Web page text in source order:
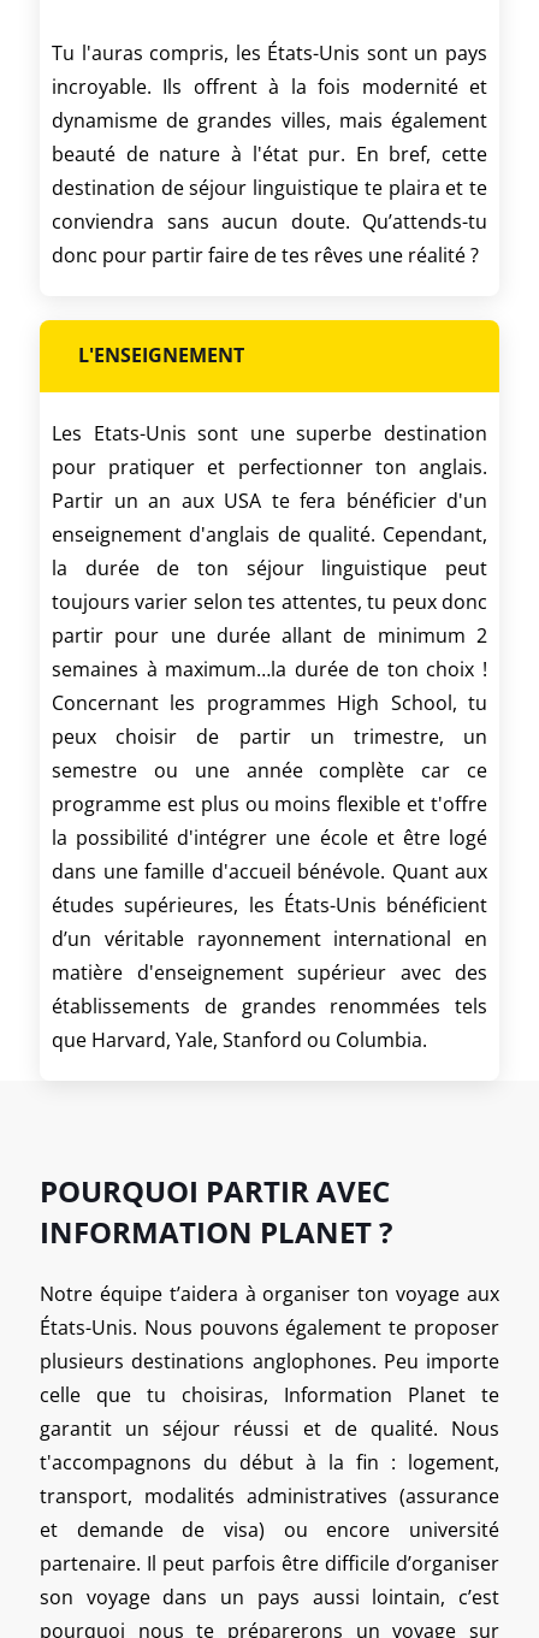
Tu l'auras compris, les États-Unis sont un pays
incroyable. Ils offrent à la fois modernité et
dynamisme de grandes villes, mais également
beauté de nature à l'état pur. En bref, cette
destination de séjour linguistique te plaira et te
conviendra sans aucun doute. Qu’attends-tu
donc pour partir faire de tes rêves une réalité ?
L'ENSEIGNEMENT
Les Etats-Unis sont une superbe destination
pour pratiquer et perfectionner ton anglais.
Partir un an aux USA te fera bénéficier d'un
enseignement d'anglais de qualité. Cependant,
la durée de ton séjour linguistique peut
toujours varier selon tes attentes, tu peux donc
partir pour une durée allant de minimum 2
semaines à maximum…la durée de ton choix !
Concernant les programmes High School, tu
peux choisir de partir un trimestre, un
semestre ou une année complète car ce
programme est plus ou moins flexible et t'offre
la possibilité d'intégrer une école et être logé
dans une famille d'accueil bénévole. Quant aux
études supérieures, les États-Unis bénéficient
d’un véritable rayonnement international en
matière d'enseignement supérieur avec des
établissements de grandes renommées tels
que Harvard, Yale, Stanford ou Columbia.
POURQUOI PARTIR AVEC
INFORMATION PLANET ?
Notre équipe t’aidera à organiser ton voyage aux
États-Unis. Nous pouvons également te proposer
plusieurs destinations anglophones. Peu importe
celle que tu choisiras, Information Planet te
garantit un séjour réussi et de qualité. Nous
t'accompagnons du début à la fin : logement,
transport, modalités administratives (assurance
et demande de visa) ou encore université
partenaire. Il peut parfois être difficile d’organiser
son voyage dans un pays aussi lointain, c’est
pourquoi nous te préparerons un voyage sur